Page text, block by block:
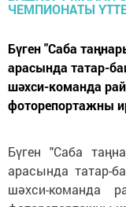
Бүген "Саба
арасында татар-
шәхси-команда
фоторепортажны
Бүген "Саба
арасында татар-
шәхси-команда